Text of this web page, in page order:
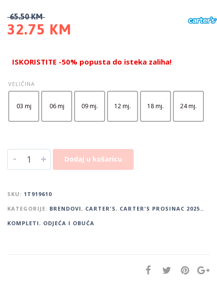
65.50KM
32.75 KM
ISKORISTITE -50% popusta do isteka zaliha!
VELIČINA
03 mj 06 mj 09 mj. 12 mj. 18 mj. 24 mj.
- + Dodaj u košaricu
SKU: 1T919610
KATEGORIJE: BRENDOVI, CARTER'S, CARTER'S PROSINAC 2025.,
KOMPLETI, ODJEĆA I OBUĆA